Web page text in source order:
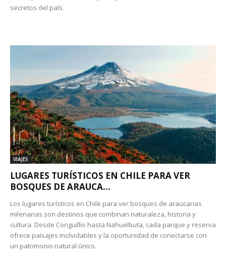
secretos del país.
VIAJES
LUGARES TURÍSTICOS EN CHILE PARA VER
BOSQUES DE ARAUCA...
Los lugares turísticos en Chile para ver bosques de araucarias
milenarias son destinos que combinan naturaleza, historia y
cultura. Desde Conguillío hasta Nahuelbuta, cada parque y reserva
ofrece paisajes inolvidables y la oportunidad de conectarse con
un patrimonio natural único.